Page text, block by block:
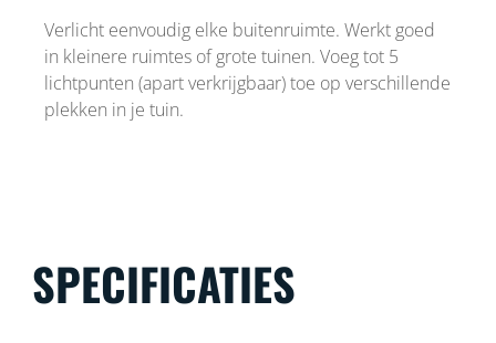
Verlicht eenvoudig elke buitenruimte. Werkt goed
in kleinere ruimtes of grote tuinen. Voeg tot 5
lichtpunten (apart verkrijgbaar) toe op verschillende
plekken in je tuin.
SPECIFICATIES